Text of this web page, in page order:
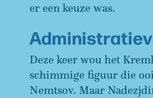
er een keuze was.
Deze keer wou het
schimmige figuur die
Nemtsov. Maar